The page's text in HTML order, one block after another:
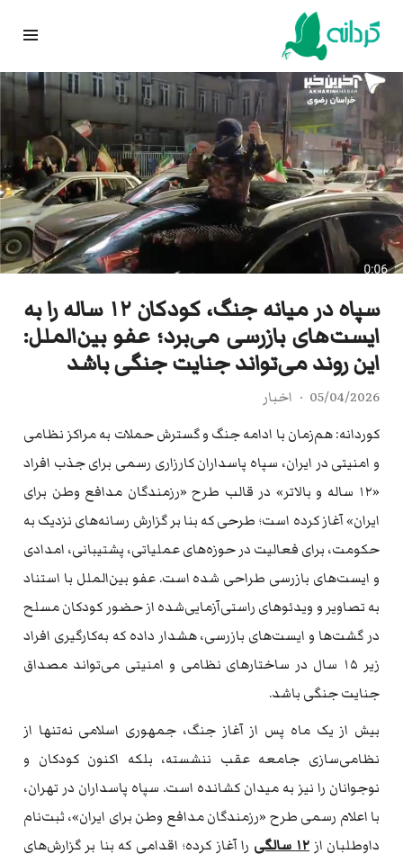
Skip
content
سپاه در میانه جنگ، کودکان ۱۲ ساله را به
ایست‌های بازرسی می‌برد؛ عفو بین‌الملل:
این روند می‌تواند جنایت جنگی باشد
05/04/2026
اخبار
کوردانه: هم‌زمان با ادامه جنگ و گسترش حملات به مراکز نظامی
و امنیتی در ایران، سپاه پاسداران کارزاری رسمی برای جذب افراد
«۱۲ ساله و بالاتر» در قالب طرح «رزمندگان مدافع وطن برای
ایران» آغاز کرده است؛ طرحی که بنا بر گزارش رسانه‌های نزدیک به
حکومت، برای فعالیت در حوزه‌های عملیاتی، پشتیبانی، امدادی
و ایست‌های بازرسی طراحی شده است. عفو بین‌الملل با استناد
به تصاویر و ویدئوهای راستی‌آزمایی‌شده از حضور کودکان مسلح
در گشت‌ها و ایست‌های بازرسی، هشدار داده که به‌کارگیری افراد
زیر ۱۵ سال در ساختارهای نظامی و امنیتی می‌تواند مصداق
جنایت جنگی باشد.
بیش از یک ماه پس از آغاز جنگ، جمهوری اسلامی نه‌تنها از
نظامی‌سازی جامعه عقب ننشسته، بلکه اکنون کودکان و
نوجوانان را نیز به میدان کشانده است. سپاه پاسداران در تهران،
با اعلام رسمی طرح «رزمندگان مدافع وطن برای ایران»، ثبت‌نام
داوطلبان از۱۲ سالگی
را آغاز کرده؛ اقدامی که بنا بر گزارش‌های